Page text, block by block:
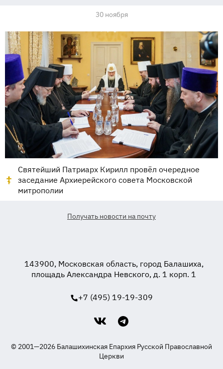
30 ноября
Святейший Патриарх Кирилл провёл очередное
заседание Архиерейского совета Московской
митрополии
Получать новости на почту
143900, Московская область, город Балашиха,
площадь Александра Невского, д. 1 корп. 1
+7 (495) 19-19-309
© 2001—2026 Балашихинская Епархия Русской Православной
Церкви